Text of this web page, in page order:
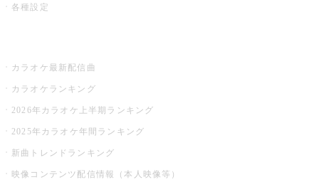
各種設定
カラオケ最新配信曲
カラオケランキング
2026年カラオケ上半期ランキング
2025年カラオケ年間ランキング
新曲トレンドランキング
映像コンテンツ配信情報（本人映像等）